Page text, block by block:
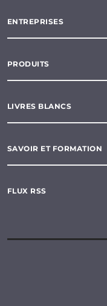
ENTREPRISES
PRODUITS
LIVRES BLANCS
SAVOIR ET FORMATION
FLUX RSS